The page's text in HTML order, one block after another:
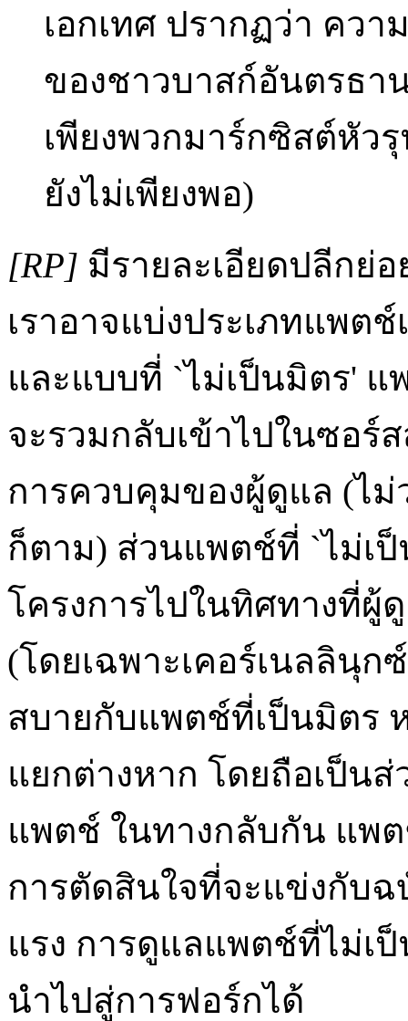
เอกเทศ ปรากฏว่า คว
ของชาวบาสก์อันตรธ
เพียงพวกมาร์กซิสต์หัว
ยังไม่เพียงพอ)
[RP] มีรายละเอียดปลีกย่
เราอาจแบ่งประเภทแพต
และแบบที่ `ไม่เป็นมิตร'
จะรวมกลับเข้าไปในซอร์
การควบคุมของผู้ดูแล (ไ
ก็ตาม) ส่วนแพตช์ที่ `ไม่เ
โครงการไปในทิศทางที่ผู้
(โดยเฉพาะเคอร์เนลลินุก
สบายกับแพตช์ที่เป็นมิตร
แยกต่างหาก โดยถือเป็น
แพตช์ ในทางกลับกัน แพ
การตัดสินใจที่จะแข่งกับฉ
แรง การดูแลแพตช์ที่ไม่เ
นำไปสู่การฟอร์กได้